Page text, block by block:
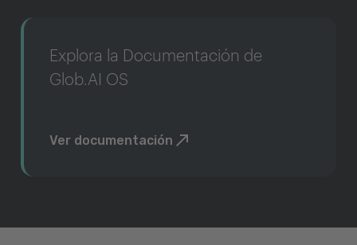
Explora la Documentación de
Glob.AI OS
Ver documentación